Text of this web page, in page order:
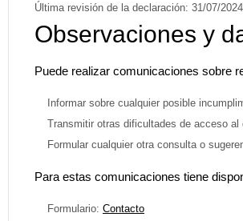
Última revisión de la declaración: 31/07/2024.
Observaciones y
Puede realizar comunicaciones sobre
Informar sobre cualquier posible
Transmitir otras dificultades de acceso al
Formular cualquier otra consulta o
Para estas comunicaciones tiene
Formulario: Contacto